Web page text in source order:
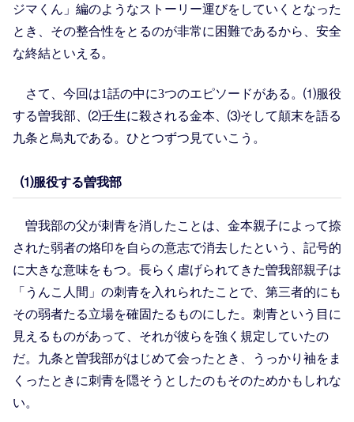
ジマくん」編のようなストーリー運びをしていくとなった
とき、その整合性をとるのが非常に困難であるから、安全
な終結といえる。
さて、今回は1話の中に3つのエピソードがある。⑴服役
する曽我部、⑵壬生に殺される金本、⑶そして顛末を語る
九条と烏丸である。ひとつずつ見ていこう。
⑴服役する曽我部
曽我部の父が刺青を消したことは、金本親子によって捺
された弱者の烙印を自らの意志で消去したという、記号的
に大きな意味をもつ。長らく虐げられてきた曽我部親子は
「うんこ人間」の刺青を入れられたことで、第三者的にも
その弱者たる立場を確固たるものにした。刺青という目に
見えるものがあって、それが彼らを強く規定していたの
だ。九条と曽我部がはじめて会ったとき、うっかり袖をま
くったときに刺青を隠そうとしたのもそのためかもしれな
い。